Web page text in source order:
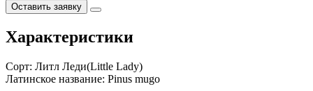
Оставить заявку
Характеристики
Сорт: Литл Леди(Little Lady)
Латинское название: Pinus mugo